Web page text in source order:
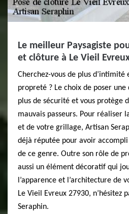
Le meilleur Paysagiste
et clôture à Le Vieil
Cherchez-vous de plus
propreté ? Le choix de poser
plus de sécurité et vous protège
mauvais passeurs. Pour réaliser
et de votre grillage, Artisan
déjà réputée pour avoir
de ce genre. Outre son rôle de
aussi un élément décoratif qui
l’apparence et l’architecture de
Le Vieil Evreux 27930, n’hésitez
Seraphin.